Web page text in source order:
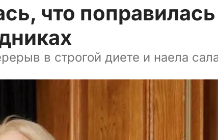
что
в строгой диете и наела